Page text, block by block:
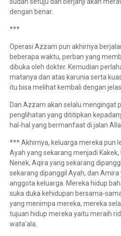
dengan benar.
***
Operasi Azzam pun akhirnya
beberapa waktu, perban yang
dibuka oleh dokter. Kemudian
matanya dan atas karunia serta
itu bisa melihat kembali dengan jelas.
Dan Azzam akan selalu mengingat
penglihatan yang dititipkan
hal-hal yang bermanfaat di jalan
*** Akhirnya, keluarga mereka pun
Ayah yang sekarang menjadi
Nenek, Aqira yang sekarang
sekarang dipanggil Ayah, dan
anggota keluarga. Mereka hidup
suka duka kehidupan bersama-
yang menimpa mereka, mereka
tujuan hidup mereka yaitu meraih
wata’ala.